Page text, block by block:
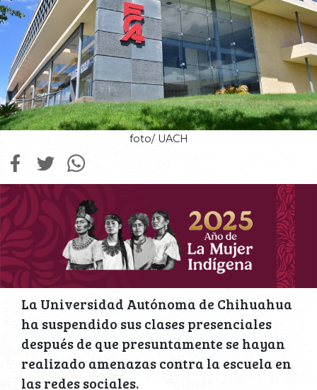
foto/ UACH
La Universidad Autónoma de Chihuahua
ha suspendido sus clases presenciales
después de que presuntamente se hayan
realizado amenazas contra la escuela en
las redes sociales.